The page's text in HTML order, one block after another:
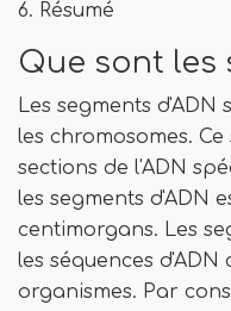
6. Résumé
Que sont les
Les segments d'ADN
les chromosomes.
sections de l'ADN
les segments d'ADN
centimorgans. Les
les séquences
organismes. Par